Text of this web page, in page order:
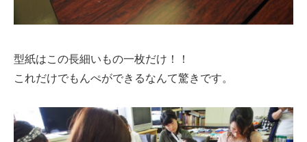
型紙はこの長細いもの一枚だけ！！
これだけでもんぺができるなんて驚きです。